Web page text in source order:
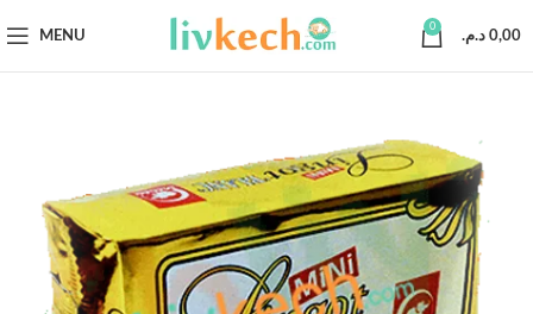
MENU
0
0,00 د.م.